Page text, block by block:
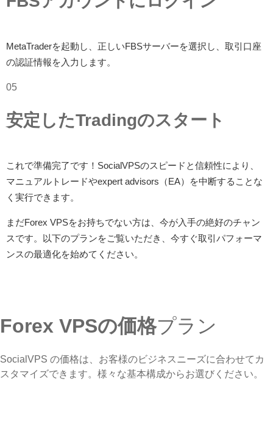
MetaTraderを起動し、正しいFBSサーバーを選択し、取引口座
の認証情報を入力します。
05
安定したTradingのスタート
これで準備完了です！SocialVPSのスピードと信頼性により、
マニュアルトレードやexpert advisors（EA）を中断することな
く実行できます。
まだForex VPSをお持ちでない方は、今が入手の絶好のチャン
スです。以下のプランをご覧いただき、今すぐ取引パフォーマ
ンスの最適化を始めてください。
Forex VPSの価格プラン
SocialVPS の価格は、お客様のビジネスニーズに合わせてカ
スタマイズできます。様々な基本構成からお選びください。